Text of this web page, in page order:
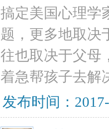
搞定美国心理学
题，更多地取决
往也取决于父母
着急帮孩子去解
发布时间：